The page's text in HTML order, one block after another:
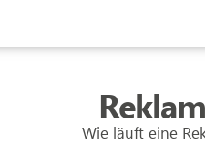
Wie läuft eine